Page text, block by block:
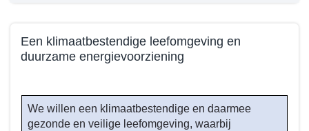
Een klimaatbestendige leefomgeving en
duurzame energievoorziening
naar
navigatie
We willen een klimaatbestendige en daarmee
gezonde en veilige leefomgeving, waarbij